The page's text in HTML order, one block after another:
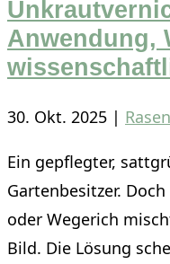
Anwendung,
30. Okt. 2025 | Rasen
Ein gepflegter,
Gartenbesitzer.
oder Wegerich
Bild. Die Lösung